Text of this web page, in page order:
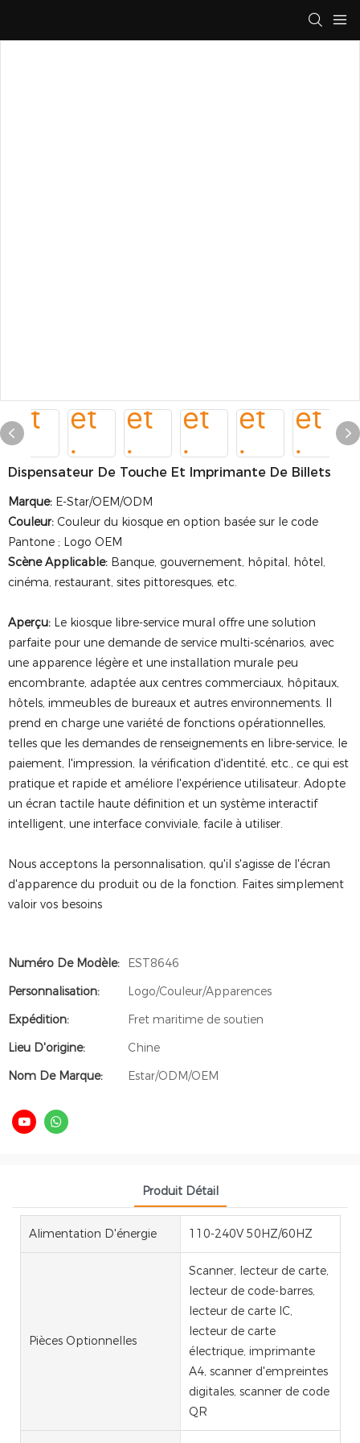
Dispensateur De Touche Et Imprimante De Billets
Marque: E-Star/OEM/ODM
Couleur: Couleur du kiosque en option basée sur le code
Pantone ; Logo OEM
Scène Applicable: Banque, gouvernement, hôpital, hôtel,
cinéma, restaurant, sites pittoresques, etc.
Aperçu: Le kiosque libre-service mural offre une solution
parfaite pour une demande de service multi-scénarios, avec
une apparence légère et une installation murale peu
encombrante, adaptée aux centres commerciaux, hôpitaux,
hôtels, immeubles de bureaux et autres environnements. Il
prend en charge une variété de fonctions opérationnelles,
telles que les demandes de renseignements en libre-service, le
paiement, l'impression, la vérification d'identité, etc., ce qui est
pratique et rapide et améliore l'expérience utilisateur. Adopte
un écran tactile haute définition et un système interactif
intelligent, une interface conviviale, facile à utiliser.
Nous acceptons la personnalisation, qu'il s'agisse de l'écran
d'apparence du produit ou de la fonction. Faites simplement
valoir vos besoins
Numéro De Modèle:
EST8646
Personnalisation:
Logo/Couleur/Apparences
Expédition:
Fret maritime de soutien
Lieu D'origine:
Chine
Nom De Marque:
Estar/ODM/OEM
Produit Détail
Alimentation D'énergie 110-240V 50HZ/60HZ
Pièces Optionnelles
Scanner, lecteur de carte,
lecteur de code-barres,
lecteur de carte IC,
lecteur de carte
électrique, imprimante
A4, scanner d'empreintes
digitales, scanner de code
QR